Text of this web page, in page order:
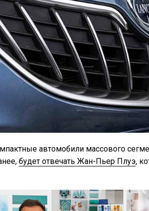
автомобили массового
будет отвечать Жан-Пьер Плуэ,